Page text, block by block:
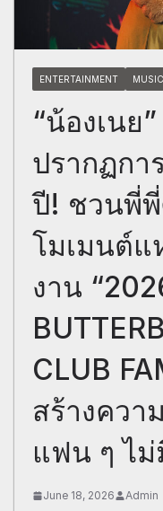
ENTERTAINMENT MUSIC
“น้องเนย
ปรากฏก
ปี! ชวนพี่
โมเมนต์แ
งาน
CLUB
สร้างควา
แฟน ๆ ไ
June 18, 2026 Admin